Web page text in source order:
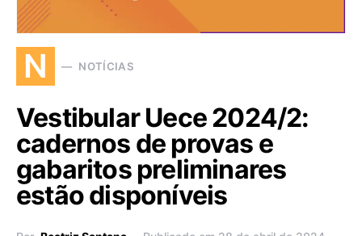
N NOTÍCIAS
Vestibular Uece 2024/2:
cadernos de provas e
gabaritos preliminares
estão disponíveis